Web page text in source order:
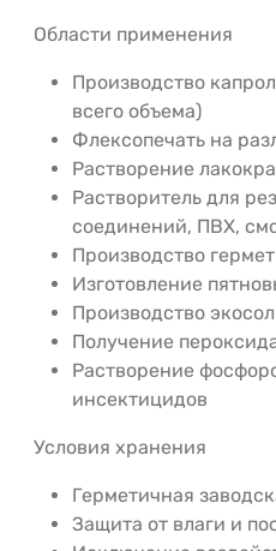
Области применения
Производство
всего объема)
Флексопечать на
Растворение
Растворитель для
соединений, ПВХ,
Производство
Изготовление
Производство
Получение
Растворение
инсектицидов
Условия хранения
Герметичная
Защита от влаги и